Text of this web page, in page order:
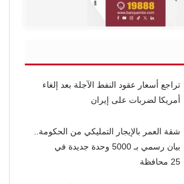
تراجع أسعار عقود النفط الآجلة بعد إلغاء
أمريكا لضربات على إيران
شقة العمر بالإيجار التمليكي من الحكومة..
بيان رسمي بـ 5000 وحدة جديدة في
25 محافظة